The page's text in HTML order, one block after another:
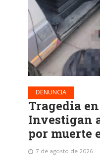
DENUNCIA
Tragedia
Investigan
por muerte
7 de agosto de 2026